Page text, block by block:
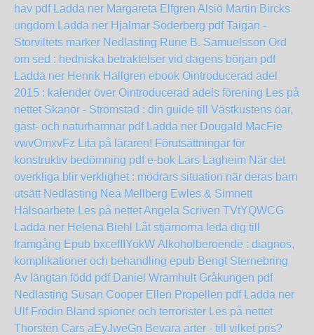
hav pdf Ladda ner Margareta Elfgren Alsiö Martin Bircks
ungdom Ladda ner Hjalmar Söderberg pdf Taigan -
Storviltets marker Nedlasting Rune B. Samuelsson Ord
om sed : hedniska betraktelser vid dagens början pdf
Ladda ner Henrik Hallgren ebook Ointroducerad adel
2015 : kalender över Ointroducerad adels förening Les på
nettet Skanör - Strömstad : din guide till Västkustens öar,
gäst- och naturhamnar pdf Ladda ner Dougald MacFie
vwvOmxvFz Lita på läraren! Förutsättningar för
konstruktiv bedömning pdf e-bok Lars Lagheim När det
overkliga blir verklighet : mödrars situation när deras barn
utsätt Nedlasting Nea Mellberg Ewles & Simnett
Hälsoarbete Les på nettet Angela Scriven TVtYQWCG
Ladda ner Helena Biehl Låt stjärnorna leda dig till
framgång Epub bxcefIIYokW Alkoholberoende : diagnos,
komplikationer och behandling epub Bengt Sternebring
Av längtan född pdf Daniel Wramhult Gråkungen pdf
Nedlasting Susan Cooper Ellen Propellen pdf Ladda ner
Ulf Frödin Bland spioner och terrorister Les på nettet
Thorsten Cars aEyJweGn Bevara arter - till vilket pris?